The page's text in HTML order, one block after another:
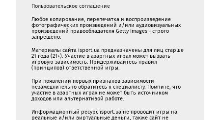
Пользовательское соглашение
Любое копирование, перепечатка и воспроизведение
фотографических произведений и/или аудиовизуальных
произведений правообладателя Getty Images - строго
запрещено.
Материалы сайта isport.ua предназначены для лиц старше
21 года (21+). Участие в азартных играх может вызвать
игровую зависимость. Придерживайтесь правил
(принципов) ответственной игры.
При появлении первых признаков зависимости
незамедлительно обратитесь к специалисту. Помните, что
участие в азартных играх не может быть источником
доходов или альтернативой работе.
Информационный ресурс isport.ua не проводит игры на
реальные и/или виртуальные деньги, также сайт не